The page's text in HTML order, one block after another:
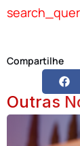
Compartilhe
Outras